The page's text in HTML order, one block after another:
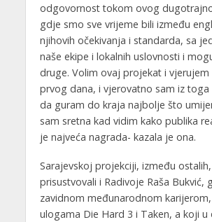
odgovornost tokom ovog
gdje smo sve vrijeme bili između
njihovih očekivanja i standarda, sa
naše ekipe i lokalnih uslovnosti i
druge. Volim ovaj projekat i
prvog dana, i vjerovatno sam iz toga
da guram do kraja najbolje što
sam sretna kad vidim kako publika
je najveća nagrada- kazala je ona.
Sarajevskoj projekciji, između
prisustvovali i Radivoje Raša Bukvić,
zavidnom međunarodnom
ulogama Die Hard 3 i Taken, a koji u